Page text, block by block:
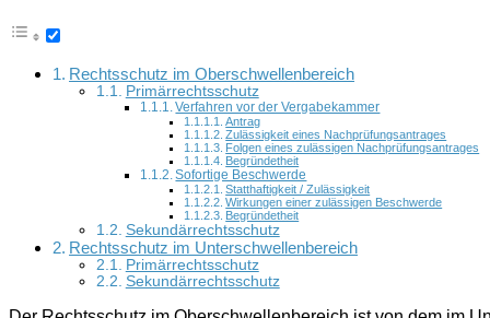
Rechtsschutz im Oberschwellenbereich
Primärrechtsschutz
Verfahren vor der Vergabekammer
Antrag
Zulässigkeit eines Nachprüfungsantrages
Folgen eines zulässigen Nachprüfungsantrages
Begründetheit
Sofortige Beschwerde
Statthaftigkeit / Zulässigkeit
Wirkungen einer zulässigen Beschwerde
Begründetheit
Sekundärrechtsschutz
Rechtsschutz im Unterschwellenbereich
Primärrechtsschutz
Sekundärrechtsschutz